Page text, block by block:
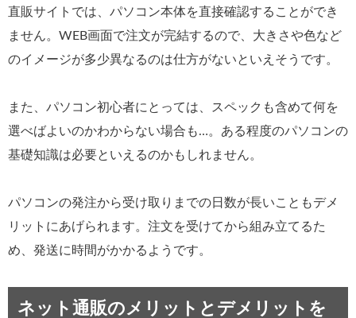
直販サイトでは、パソコン本体を直接確認することができ
ません。WEB画面で注文が完結するので、大きさや色など
のイメージが多少異なるのは仕方がないといえそうです。
また、パソコン初心者にとっては、スペックも含めて何を
選べばよいのかわからない場合も…。ある程度のパソコンの
基礎知識は必要といえるのかもしれません。
パソコンの発注から受け取りまでの日数が長いこともデメ
リットにあげられます。注文を受けてから組み立てるた
め、発送に時間がかかるようです。
ネット通販のメリットとデメリットを